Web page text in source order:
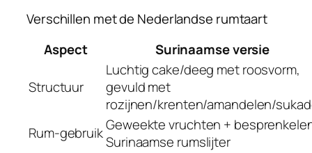
Verschillen met de Nederlandse rumtaart
Aspect
Surinaamse versie
Structuur
Luchtig cake/deeg met roosvorm,
gevuld met
rozijnen/krenten/amandelen/
Rum-gebruikGeweekte vruchten +
Surinaamse rumslijter